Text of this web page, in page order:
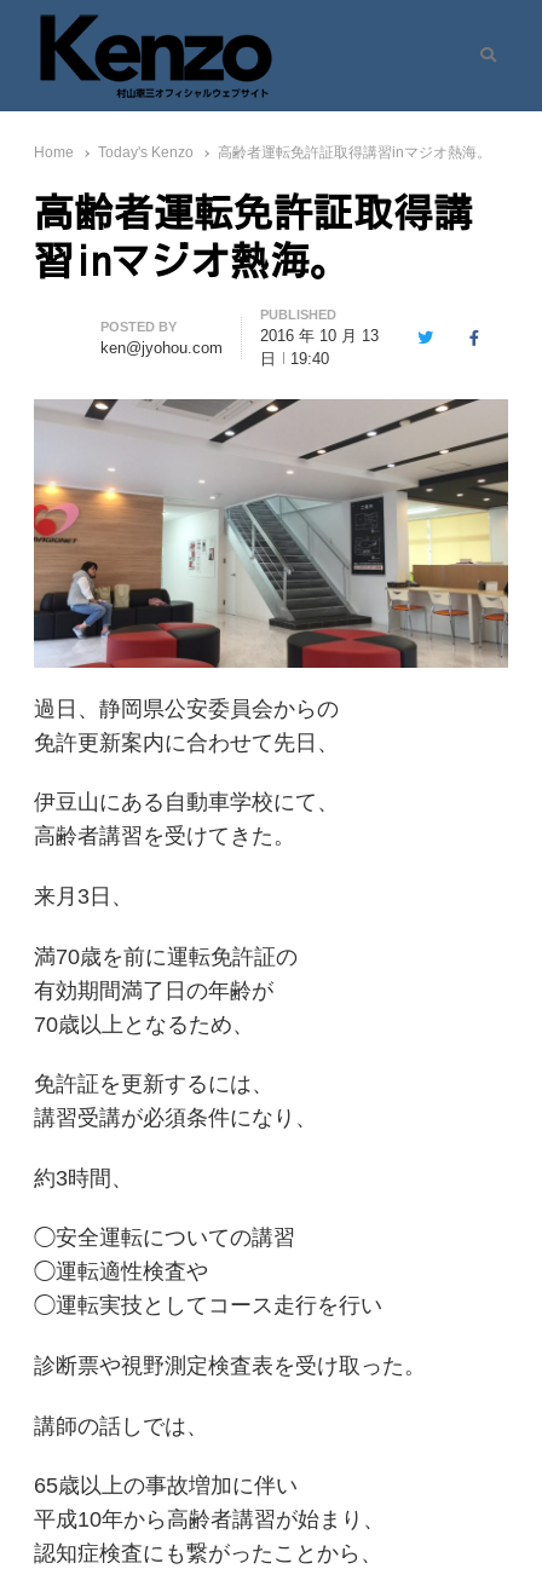
七転八起 – 村山憲三 Official Site
村山憲三ウェブサイト
Home Today's Kenzo 高齢者運転免許証取得講習inマジオ熱海。
高齢者運転免許証取得講
習inマジオ熱海。
Author
POSTED BY
ken@jyohou.com
PUBLISHED
2016 年 10 月 13
日
19:40
TwitterFacebook
過日、静岡県公安委員会からの
免許更新案内に合わせて先日、
伊豆山にある自動車学校にて、
高齢者講習を受けてきた。
来月3日、
満70歳を前に運転免許証の
有効期間満了日の年齢が
70歳以上となるため、
免許証を更新するには、
講習受講が必須条件になり、
約3時間、
◯安全運転についての講習
◯運転適性検査や
◯運転実技としてコース走行を行い
診断票や視野測定検査表を受け取った。
講師の話しでは、
65歳以上の事故増加に伴い
平成10年から高齢者講習が始まり、
認知症検査にも繋がったことから、